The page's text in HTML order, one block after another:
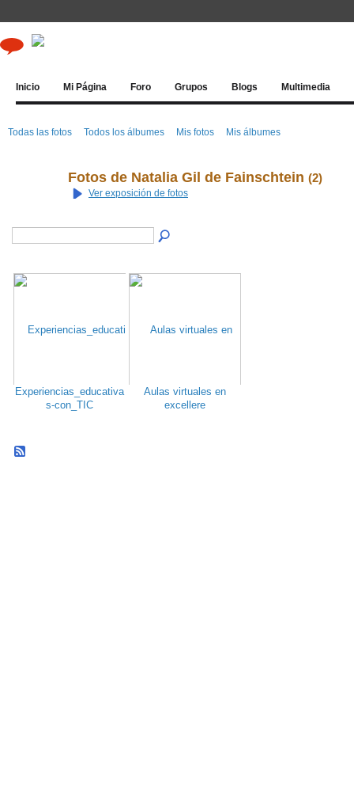
Inicio Mi Página Foro Grupos Blogs Multimedia
Todas las fotos Todos los álbumes Mis fotos Mis álbumes
Fotos de Natalia Gil de Fainschtein (2)
Ver exposición de fotos
Experiencias_educativa
s-con_TIC
Aulas virtuales en
excellere